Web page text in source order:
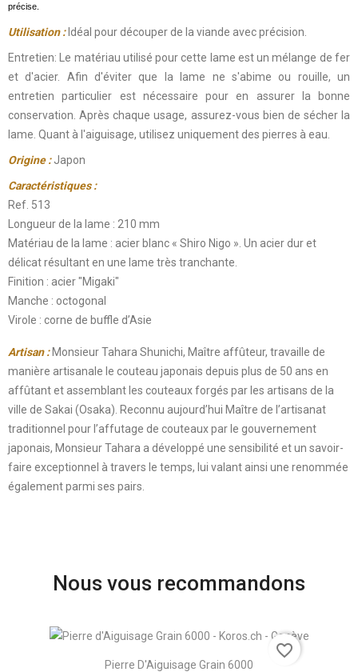
précise.
Utilisation : Idéal pour découper de la viande avec précision.
Entretien: Le matériau utilisé pour cette lame est un mélange de fer
et d'acier. Afin d'éviter que la lame ne s'abime ou rouille, un
entretien particulier est nécessaire pour en assurer la bonne
conservation. Après chaque usage, assurez-vous bien de sécher la
lame. Quant à l'aiguisage, utilisez uniquement des pierres à eau.
Origine :Japon
Caractéristiques :
Ref. 513
Longueur de la lame : 210 mm
Matériau de la lame : acier blanc « Shiro Nigo ». Un acier dur et
délicat résultant en une lame très tranchante.
Finition : acier "Migaki"
Manche : octogonal
Virole : corne de buffle d’Asie
Artisan :Monsieur Tahara Shunichi, Maître affûteur, travaille de
manière artisanale le couteau japonais depuis plus de 50 ans en
affûtant et assemblant les couteaux forgés par les artisans de la
ville de Sakai (Osaka). Reconnu aujourd’hui Maître de l’artisanat
traditionnel pour l’affutage de couteaux par le gouvernement
japonais, Monsieur Tahara a développé une sensibilité et un savoir-
faire exceptionnel à travers le temps, lui valant ainsi une renommée
également parmi ses pairs.
Nous vous recommandons
Pierre D'Aiguisage Grain 6000
favorite_border